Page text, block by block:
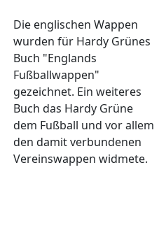
Die englischen Wappen
wurden für Hardy Grünes
Buch "Englands
Fußballwappen"
gezeichnet. Ein weiteres
Buch das Hardy Grüne
dem Fußball und vor allem
den damit verbundenen
Vereinswappen widmete.